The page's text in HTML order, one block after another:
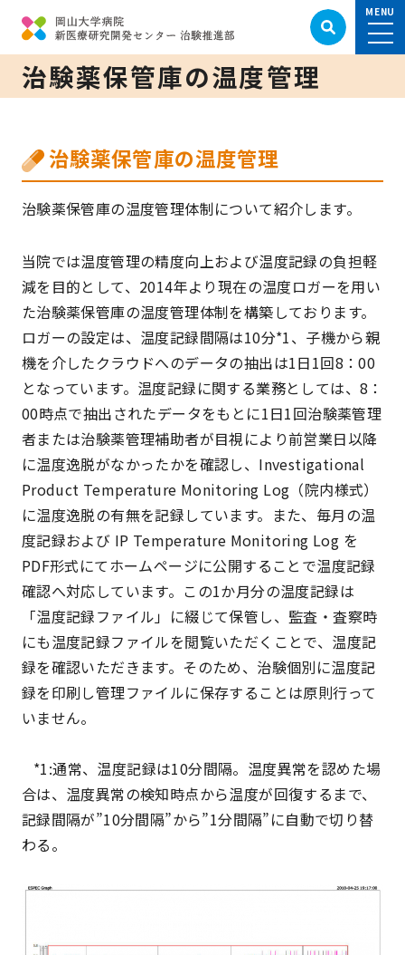
治験薬保管庫の温度管理
治験薬保管庫の温度管理
治験薬保管庫の温度管理体制について紹介します。
当院では温度管理の精度向上および温度記録の負担軽
減を目的として、2014年より現在の温度ロガーを用い
た治験薬保管庫の温度管理体制を構築しております。
ロガーの設定は、温度記録間隔は10分*1、子機から親
機を介したクラウドへのデータの抽出は1日1回8：00
となっています。温度記録に関する業務としては、8：
00時点で抽出されたデータをもとに1日1回治験薬管理
者または治験薬管理補助者が目視により前営業日以降
に温度逸脱がなかったかを確認し、Investigational
Product Temperature Monitoring Log（院内様式）
に温度逸脱の有無を記録しています。また、毎月の温
度記録および IP Temperature Monitoring Log を
PDF形式にてホームページに公開することで温度記録
確認へ対応しています。この1か月分の温度記録は
「温度記録ファイル」に綴じて保管し、監査・査察時
にも温度記録ファイルを閲覧いただくことで、温度記
録を確認いただきます。そのため、治験個別に温度記
録を印刷し管理ファイルに保存することは原則行って
いません。
*1:通常、温度記録は10分間隔。温度異常を認めた場
合は、温度異常の検知時点から温度が回復するまで、
記録間隔が”10分間隔”から”1分間隔”に自動で切り替
わる。